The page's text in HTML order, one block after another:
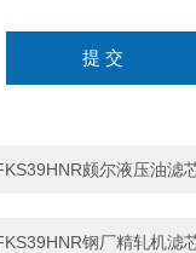
颇尔液压油滤
钢厂精轧机滤